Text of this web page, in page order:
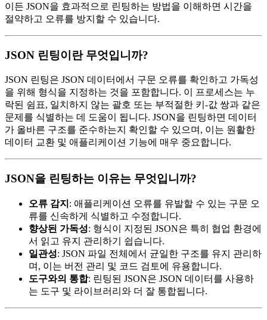
이든 JSON을 효과적으로 린팅하는 방법을 이해하면 시간을
절약하고 오류를 방지할 수 있습니다.
JSON 린팅이란 무엇입니까?
JSON 린팅은 JSON 데이터에서 구문 오류를 확인하고 가독성
을 위해 형식을 지정하는 것을 포함합니다. 이 프로세스는 누
락된 쉼표, 일치하지 않는 괄호 또는 부적절한 키-값 쌍과 같은
문제를 식별하는 데 도움이 됩니다. JSON을 린팅하면 데이터
가 올바른 구조를 준수하는지 확인할 수 있으며, 이는 원활한
데이터 교환 및 애플리케이션 기능에 매우 중요합니다.
JSON을 린팅하는 이유는 무엇입니까?
오류 감지 : 애플리케이션 오류를 유발할 수 있는 구문 오
류를 신속하게 식별하고 수정합니다.
향상된 가독성: 형식이 지정된 JSON은 특히 협업 환경에
서 읽고 유지 관리하기 쉽습니다.
일관성: JSON 파일 전체에서 균일한 구조를 유지 관리하
며, 이는 버전 관리 및 코드 검토에 유용합니다.
도구와의 통합: 린팅된 JSON은 JSON 데이터를 사용하
는 도구 및 라이브러리와 더 잘 통합됩니다.